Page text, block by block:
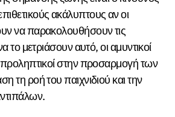
ακάλυπτους αν οι
να παρακολουθήσουν τις
το μετριάσουν αυτό, οι αμυντικοί
προληπτικοί στην προσαρμογή των
τη ροή του παιχνιδιού και την